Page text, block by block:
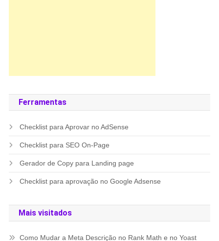
Ferramentas
Checklist para Aprovar no AdSense
Checklist para SEO On-Page
Gerador de Copy para Landing page
Checklist para aprovação no Google Adsense
Mais visitados
Como Mudar a Meta Descrição no Rank Math e no Yoast